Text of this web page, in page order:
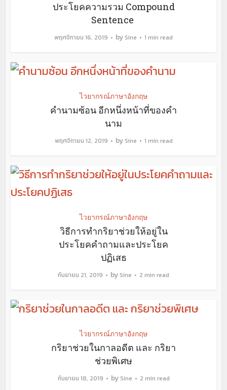
ประโยคความรวม Compound
Sentence
พฤศจิกายน 16, 2019 by Sine 1 min read
ไวยากรณ์ภาษาอังกฤษ
คำนามซ้อน อีกหนึ่งหน้าที่ของคำ
นาม
พฤศจิกายน 12, 2019 by Sine 1 min read
ไวยากรณ์ภาษาอังกฤษ
วิธีการทำกริยาช่วยให้อยู่ใน
ประโยคคำถามและประโยค
ปฏิเสธ
กันยายน 21, 2019 by Sine 2 min read
ไวยากรณ์ภาษาอังกฤษ
กริยาช่วยในกาลอดีต และ กริยา
ช่วยพิเศษ
กันยายน 18, 2019 by Sine 2 min read